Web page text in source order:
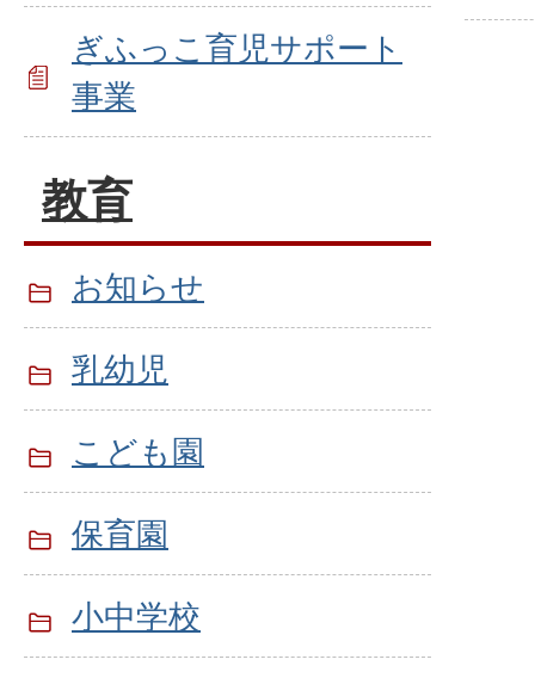
ぎふっこ育児サポート
事業
教育
お知らせ
乳幼児
こども園
保育園
小中学校